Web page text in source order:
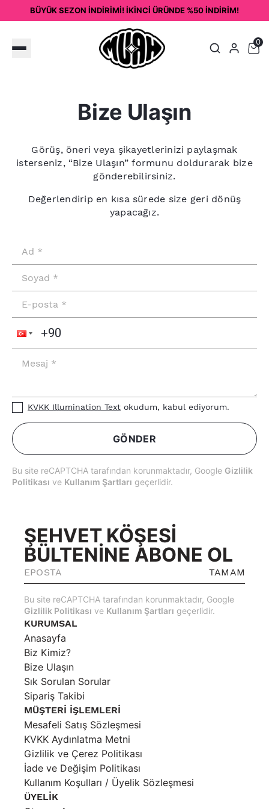
BÜYÜK SEZON İNDİRİMİ! İKİNCİ ÜRÜNDE %50 İNDİRİM!
0
Bize Ulaşın
Görüş, öneri veya şikayetlerinizi paylaşmak
isterseniz, “Bize Ulaşın” formunu doldurarak bize
gönderebilirsiniz.
Değerlendirip en kısa sürede size geri dönüş
yapacağız.
KVKK Illumination Text okudum, kabul ediyorum.
GÖNDER
Bu site reCAPTCHA tarafından korunmaktadır, Google Gizlilik
Politikası ve Kullanım Şartları geçerlidir.
KURUMSAL
Anasayfa
Biz Kimiz?
Bize Ulaşın
Sık Sorulan Sorular
Sipariş Takibi
MÜŞTERİ İŞLEMLERİ
Mesafeli Satış Sözleşmesi
KVKK Aydınlatma Metni
Gizlilik ve Çerez Politikası
İade ve Değişim Politikası
Kullanım Koşulları / Üyelik Sözleşmesi
ÜYELİK
ŞEHVET KÖŞESİ
BÜLTENİNE ABONE OL
TAMAM
Bu site reCAPTCHA tarafından korunmaktadır, Google
Gizlilik Politikası ve Kullanım Şartları geçerlidir.